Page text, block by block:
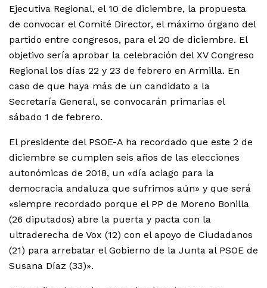
Ejecutiva Regional, el 10 de diciembre, la propuesta
de convocar el Comité Director, el máximo órgano del
partido entre congresos, para el 20 de diciembre. El
objetivo sería aprobar la celebración del XV Congreso
Regional los días 22 y 23 de febrero en Armilla. En
caso de que haya más de un candidato a la
Secretaría General, se convocarán primarias el
sábado 1 de febrero.
El presidente del PSOE-A ha recordado que este 2 de
diciembre se cumplen seis años de las elecciones
autonómicas de 2018, un «día aciago para la
democracia andaluza que sufrimos aún» y que será
«siempre recordado porque el PP de Moreno Bonilla
(26 diputados) abre la puerta y pacta con la
ultraderecha de Vox (12) con el apoyo de Ciudadanos
(21) para arrebatar el Gobierno de la Junta al PSOE de
Susana Díaz (33)».